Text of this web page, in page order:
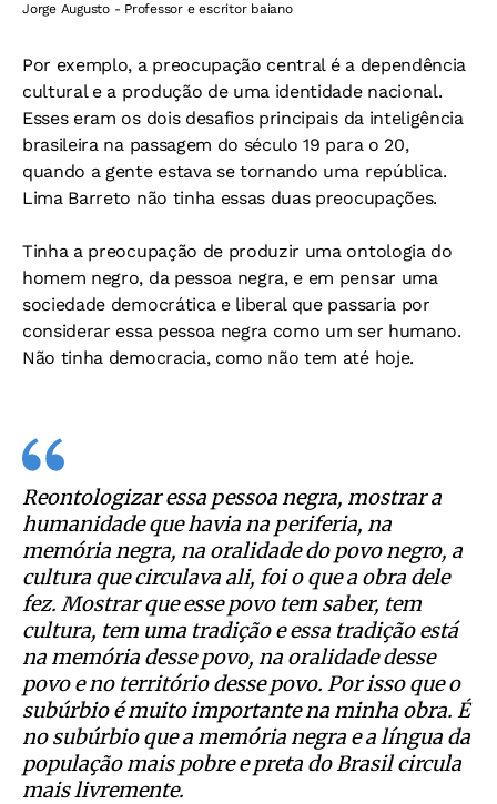
Jorge Augusto - Professor e escritor baiano
Por exemplo, a preocupação central é a dependência
cultural e a produção de uma identidade nacional.
Esses eram os dois desafios principais da inteligência
brasileira na passagem do século 19 para o 20,
quando a gente estava se tornando uma república.
Lima Barreto não tinha essas duas preocupações.
Tinha a preocupação de produzir uma ontologia do
homem negro, da pessoa negra, e em pensar uma
sociedade democrática e liberal que passaria por
considerar essa pessoa negra como um ser humano.
Não tinha democracia, como não tem até hoje.
Reontologizar essa pessoa negra, mostrar a
humanidade que havia na periferia, na
memória negra, na oralidade do povo negro, a
cultura que circulava ali, foi o que a obra dele
fez. Mostrar que esse povo tem saber, tem
cultura, tem uma tradição e essa tradição está
na memória desse povo, na oralidade desse
povo e no território desse povo. Por isso que o
subúrbio é muito importante na minha obra. É
no subúrbio que a memória negra e a língua da
população mais pobre e preta do Brasil circula
mais livremente.